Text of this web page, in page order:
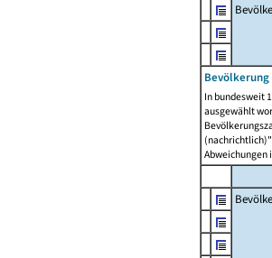
In bundesweit
ausgewählt
Abweichungen